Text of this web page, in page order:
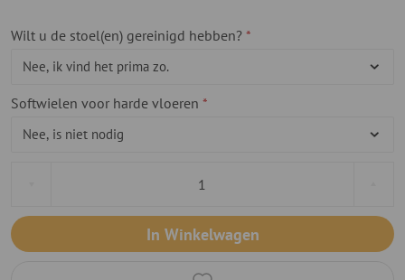
Wilt u de stoel(en) gereinigd hebben?
Softwielen voor harde vloeren
In Winkelwagen